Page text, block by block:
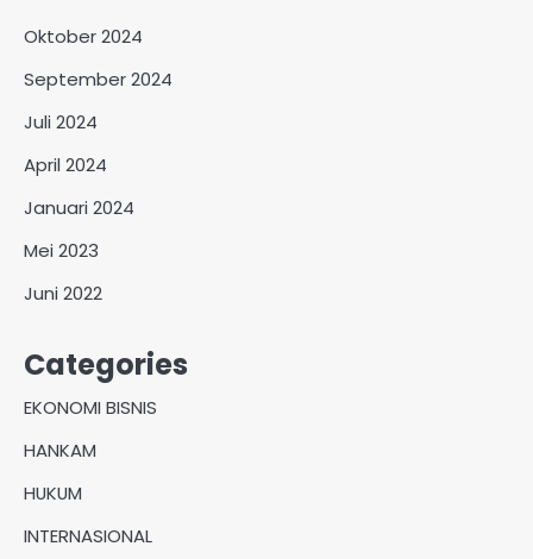
Oktober 2024
September 2024
Juli 2024
April 2024
Januari 2024
Mei 2023
Juni 2022
Categories
EKONOMI BISNIS
HANKAM
HUKUM
INTERNASIONAL